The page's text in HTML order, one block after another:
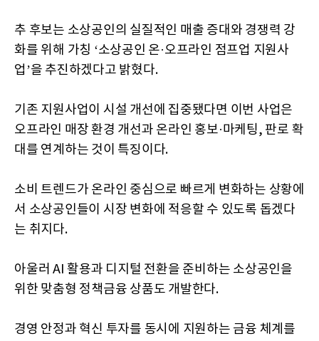
추 후보는 소상공인의 실질적인 매출 증대와 경쟁력 강
화를 위해 가칭 ‘소상공인 온·오프라인 점프업 지원사
업’을 추진하겠다고 밝혔다.
기존 지원사업이 시설 개선에 집중됐다면 이번 사업은
오프라인 매장 환경 개선과 온라인 홍보·마케팅, 판로 확
대를 연계하는 것이 특징이다.
소비 트렌드가 온라인 중심으로 빠르게 변화하는 상황에
서 소상공인들이 시장 변화에 적응할 수 있도록 돕겠다
는 취지다.
아울러 AI 활용과 디지털 전환을 준비하는 소상공인을
위한 맞춤형 정책금융 상품도 개발한다.
경영 안정과 혁신 투자를 동시에 지원하는 금융 체계를